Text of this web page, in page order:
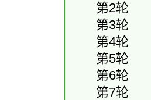
第2轮
第3轮
第4轮
第5轮
第6轮
第7轮